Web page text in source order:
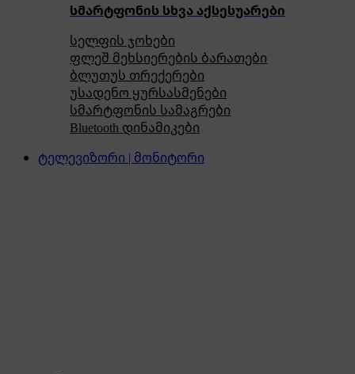
სმარტფონის სხვა აქსესუარები
სელფის ჯოხები
ფლეშ მეხსიერების ბარათები
ბლუთუს თრექერები
უსადენო ყურსასმენები
სმარტფონის სამაგრები
Bluetooth დინამიკები
ტელევიზორი | მონიტორი